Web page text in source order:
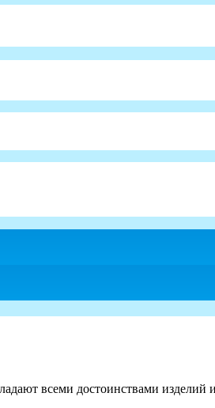
всеми достоинствами изделий